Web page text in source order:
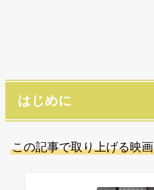
はじめに
この記事で取り上げる映画